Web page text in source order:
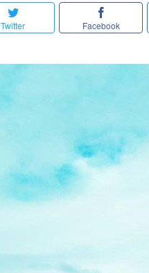
Twitter Facebook